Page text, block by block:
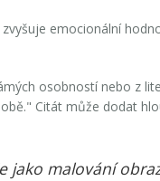
emocionální
osobností nebo z
Citát může dodat
jako malování